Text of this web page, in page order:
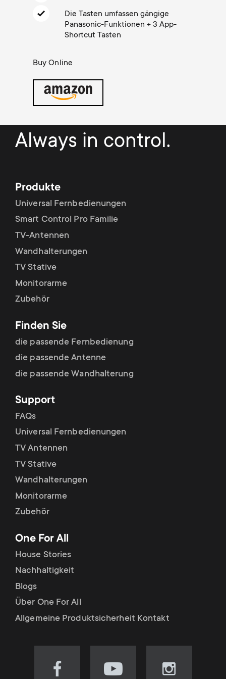
y
r
o
u
c
t
s
m
e
n
u
d
a
y
u
p
p
o
r
t
m
e
n
u
Die Tasten umfassen gängige
Panasonic-Funktionen + 3 App-
Shortcut Tasten
Buy Online
Always in control.
Produkte
Universal Fernbedienungen
Smart Control Pro Familie
TV-Antennen
Wandhalterungen
TV Stative
Monitorarme
Zubehör
Finden Sie
die passende Fernbedienung
die passende Antenne
die passende Wandhalterung
Support
FAQs
Universal Fernbedienungen
TV Antennen
TV Stative
Wandhalterungen
Monitorarme
Zubehör
One For All
House Stories
Nachhaltigkeit
Blogs
Über One For All
Allgemeine Produktsicherheit Kontakt
Visit Visit Visit